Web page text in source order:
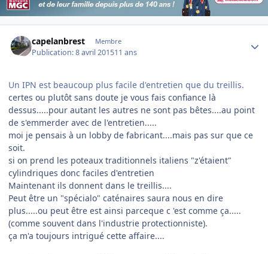
capelanbrest Membre
Publication:8 avril 201511 ans
Un IPN est beaucoup plus facile d'entretien que du treillis.
​certes ou plutôt sans doute je vous fais confiance là
dessus.....pour autant les autres ne sont pas bêtes....au point
de s'emmerder avec de l'entretien.....
moi je pensais à un lobby de fabricant....mais pas sur que ce
soit.
si on prend les poteaux traditionnels italiens "z'étaient"
cylindriques donc faciles d'entretien
Maintenant ils donnent dans le treillis....
Peut être un "spécialo" caténaires saura nous en dire
plus.....ou peut être est ainsi parceque c 'est comme ça.....
(comme souvent dans l'industrie protectionniste).
ça m'a toujours intrigué cette affaire....